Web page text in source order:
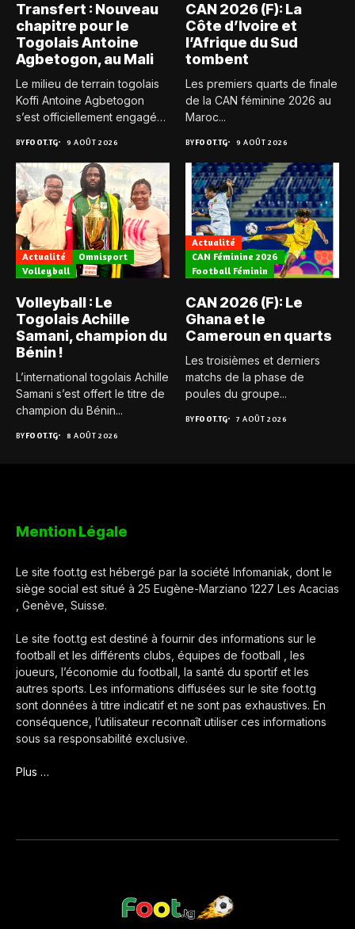
Transfert : Nouveau
chapitre pour le
Togolais Antoine
Agbetogon, au Mali
Le milieu de terrain togolais
Koffi Antoine Agbetogon
s’est officiellement engagé
BYFOOT.TG 9 AOÛT 2026
CAN 2026 (F): La
Côte d’Ivoire et
l’Afrique du Sud
tombent
Les premiers quarts de finale
de la CAN féminine 2026 au
Maroc...
BYFOOT.TG 9 AOÛT 2026
Actualité
Omnisport
Volleyball
Volleyball : Le
Togolais Achille
Samani, champion du
Bénin !
L’international togolais Achille
Samani s’est offert le titre de
champion du Bénin...
BYFOOT.TG 8 AOÛT 2026
Actualité
CAN Féminine 2026
Football Féminin
CAN 2026 (F): Le
Ghana et le
Cameroun en quarts
Les troisièmes et derniers
matchs de la phase de
poules du groupe...
BYFOOT.TG 7 AOÛT 2026
Mention Légale
Le site foot.tg est hébergé par la société Infomaniak, dont le
siège social est situé à 25 Eugène-Marziano 1227 Les Acacias
, Genève, Suisse.
Le site foot.tg est destiné à fournir des informations sur le
football et les différents clubs, équipes de football , les
joueurs, l’économie du football, la santé du sportif et les
autres sports. Les informations diffusées sur le site foot.tg
sont données à titre indicatif et ne sont pas exhaustives. En
conséquence, l’utilisateur reconnaît utiliser ces informations
sous sa responsabilité exclusive.
Plus …